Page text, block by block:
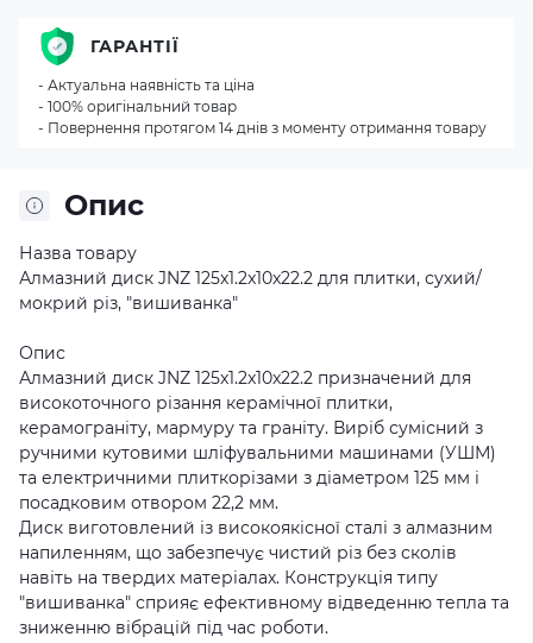
Опис
Назва товару
Алмазний диск JNZ 125x1.2x10x22.2 для плитки, сухий/
мокрий різ, "вишиванка"
Опис
Алмазний диск JNZ 125x1.2x10x22.2 призначений для
високоточного різання керамічної плитки,
керамограніту, мармуру та граніту. Виріб сумісний з
ручними кутовими шліфувальними машинами (УШМ)
та електричними плиткорізами з діаметром 125 мм і
посадковим отвором 22,2 мм.
Диск виготовлений із високоякісної сталі з алмазним
напиленням, що забезпечує чистий різ без сколів
навіть на твердих матеріалах. Конструкція типу
"вишиванка" сприяє ефективному відведенню тепла та
зниженню вібрацій під час роботи.
ГАРАНТІЇ
- Актуальна наявність та ціна
- 100% оригінальний товар
- Повернення протягом 14 днів з моменту отримання товару